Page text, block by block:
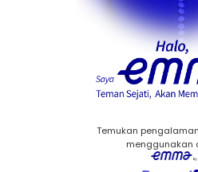
Temukan
menggunakan